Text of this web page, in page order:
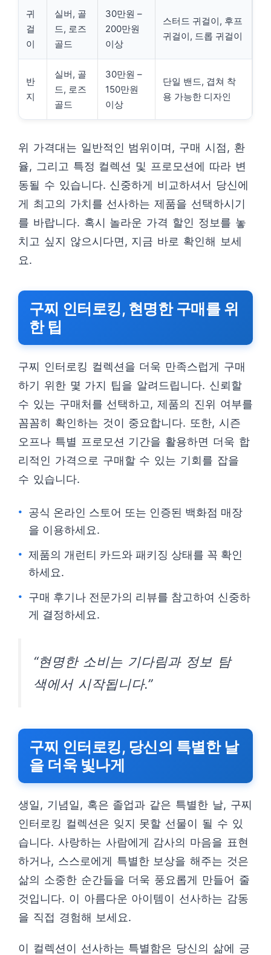
귀
걸
이
실버, 골
드, 로즈
골드
30만원 –
200만원
이상
스터드 귀걸이, 후프
귀걸이, 드롭 귀걸이
반
지
실버, 골
드, 로즈
골드
30만원 –
150만원
이상
단일 밴드, 겹쳐 착
용 가능한 디자인
위 가격대는 일반적인 범위이며, 구매 시점, 환
율, 그리고 특정 컬렉션 및 프로모션에 따라 변
동될 수 있습니다. 신중하게 비교하셔서 당신에
게 최고의 가치를 선사하는 제품을 선택하시기
를 바랍니다. 혹시 놀라운 가격 할인 정보를 놓
치고 싶지 않으시다면, 지금 바로 확인해 보세
요.
구찌 인터로킹, 현명한 구매를 위
한 팁
구찌 인터로킹 컬렉션을 더욱 만족스럽게 구매
하기 위한 몇 가지 팁을 알려드립니다. 신뢰할
수 있는 구매처를 선택하고, 제품의 진위 여부를
꼼꼼히 확인하는 것이 중요합니다. 또한, 시즌
오프나 특별 프로모션 기간을 활용하면 더욱 합
리적인 가격으로 구매할 수 있는 기회를 잡을
수 있습니다.
공식 온라인 스토어 또는 인증된 백화점 매장
을 이용하세요.
제품의 개런티 카드와 패키징 상태를 꼭 확인
하세요.
구매 후기나 전문가의 리뷰를 참고하여 신중하
게 결정하세요.
“현명한 소비는 기다림과 정보 탐
색에서 시작됩니다.”
구찌 인터로킹, 당신의 특별한 날
을 더욱 빛나게
생일, 기념일, 혹은 졸업과 같은 특별한 날, 구찌
인터로킹 컬렉션은 잊지 못할 선물이 될 수 있
습니다. 사랑하는 사람에게 감사의 마음을 표현
하거나, 스스로에게 특별한 보상을 해주는 것은
삶의 소중한 순간들을 더욱 풍요롭게 만들어 줄
것입니다. 이 아름다운 아이템이 선사하는 감동
을 직접 경험해 보세요.
이 컬렉션이 선사하는 특별함은 당신의 삶에 긍